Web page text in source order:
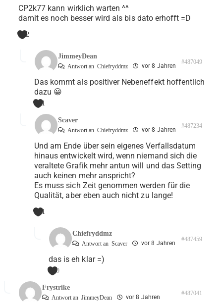
CP2k77 kann wirklich warten ^^
damit es noch besser wird als bis dato erhofft =D
2
JimmeyDean
Antwort an Chiefryddmz vor 8 Jahren
#487049
Das kommt als positiver Nebeneffekt hoffentlich
dazu 😀
1
Scaver
Antwort an Chiefryddmz vor 8 Jahren
#487234
Und am Ende über sein eigenes Verfallsdatum
hinaus entwickelt wird, wenn niemand sich die
veraltete Grafik mehr antun will und das Setting
auch keinen mehr anspricht?
Es muss sich Zeit genommen werden für die
Qualität, aber eben auch nicht zu lange!
1
Chiefryddmz
Antwort an Scaver vor 8 Jahren
#487459
das is eh klar =)
0
Frystrike
Antwort an JimmeyDean vor 8 Jahren
#487041